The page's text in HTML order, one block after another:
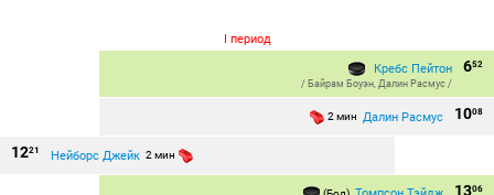
I период
652
Кребс Пейтон
/ Байрам Боуэн, Далин Расмус /
1008
2 мин Далин Расмус
1221 Нейборс Джейк 2 мин
1306